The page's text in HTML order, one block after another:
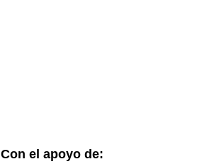
Con el apoyo de: